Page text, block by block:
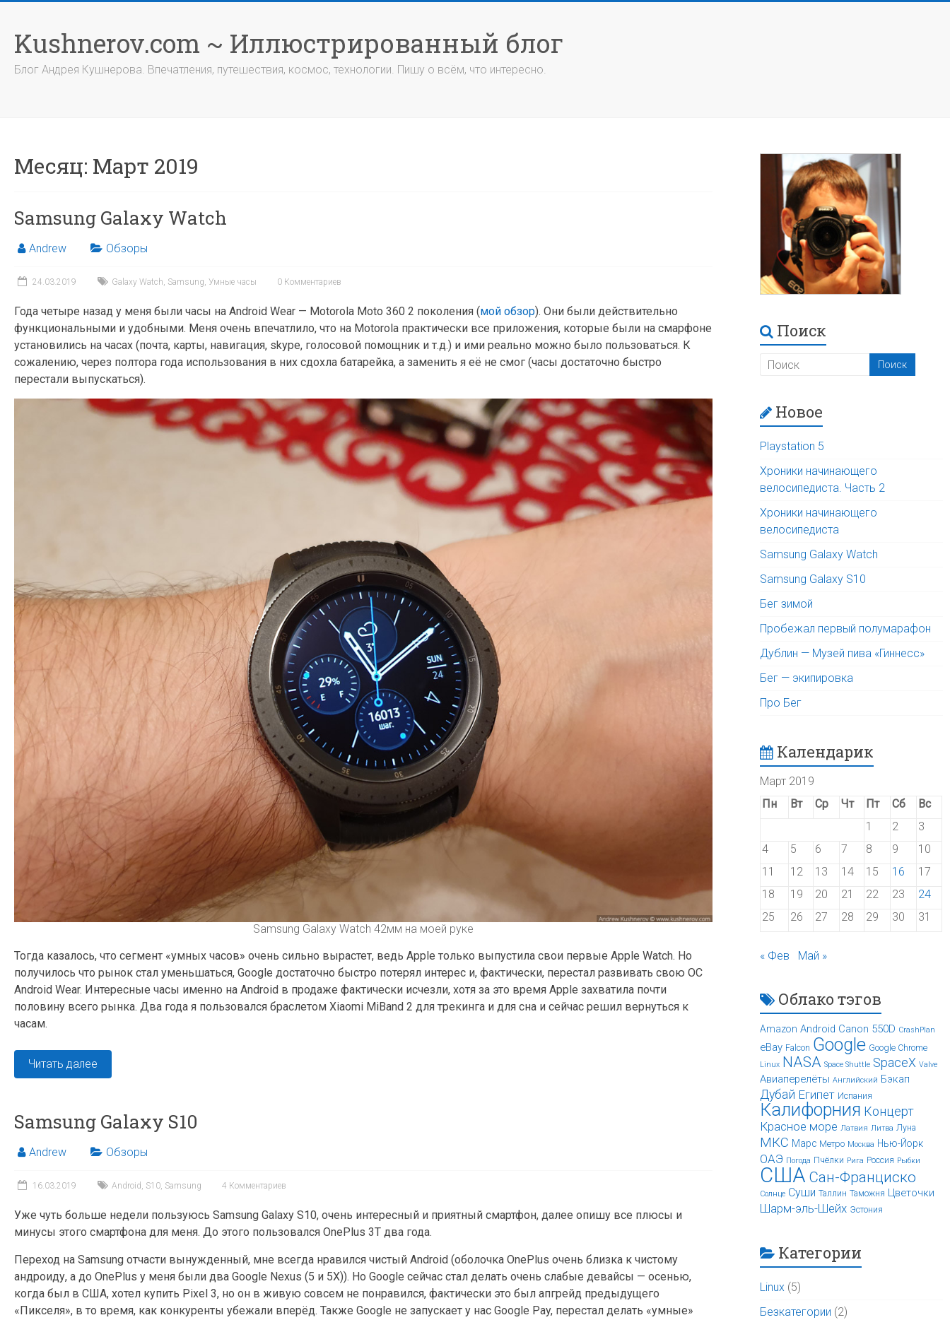
содержимому
Kushnerov.com ~ Иллюстрированный блог
Блог Андрея Кушнерова. Впечатления, путешествия, космос, технологии. Пишу о всём, что интересно.
Месяц: Март 2019
Samsung Galaxy Watch
Andrew Обзоры
24.03.2019 Galaxy Watch, Samsung, Умные часы 0 Комментариев
Года четыре назад у меня были часы на Android Wear — Motorola Moto 360 2 поколения (мой обзор). Они были действительно
функциональными и удобными. Меня очень впечатлило, что на Motorola практически все приложения, которые были на смарфоне
установились на часах (почта, карты, навигация, skype, голосовой помощник и т.д.) и ими реально можно было пользоваться. К
сожалению, через полтора года использования в них сдохла батарейка, а заменить я её не смог (часы достаточно быстро
перестали выпускаться).
Samsung Galaxy Watch 42мм на моей руке
Тогда казалось, что сегмент «умных часов» очень сильно вырастет, ведь Apple только выпустила свои первые Apple Watch. Но
получилось что рынок стал уменьшаться, Google достаточно быстро потерял интерес и, фактически, перестал развивать свою ОС
Android Wear. Интересные часы именно на Android в продаже фактически исчезли, хотя за это время Apple захватила почти
половину всего рынка. Два года я пользовался браслетом Xiaomi MiBand 2 для трекинга и для сна и сейчас решил вернуться к
часам.
Читать далее
Samsung Galaxy S10
Andrew Обзоры
16.03.2019 Android , S10, Samsung 4 Комментариев
Уже чуть больше недели пользуюсь Samsung Galaxy S10, очень интересный и приятный смартфон, далее опишу все плюсы и
минусы этого смартфона для меня. До этого пользовался OnePlus 3T два года.
Переход на Samsung отчасти вынужденный, мне всегда нравился чистый Android (оболочка OnePlus очень близка к чистому
андроиду, а до OnePlus у меня были два Google Nexus (5 и 5X)). Но Google сейчас стал делать очень слабые девайсы — осенью,
когда был в США, хотел купить Pixel 3, но он в живую совсем не понравился, фактически это был апгрейд предыдущего
«Пикселя», в то время, как конкуренты убежали вперёд. Также Google не запускает у нас Google Pay, перестал делать «умные»
Поиск
Новое
Playstation 5
Хроники начинающего
велосипедиста. Часть 2
Хроники начинающего
велосипедиста
Samsung Galaxy Watch
Samsung Galaxy S10
Бег зимой
Пробежал первый полумарафон
Дублин — Музей пива «Гиннесс»
Бег — экипировка
Про Бег
Календарик
Март 2019
Пн
Вт Ср Чт Пт Сб
Вс
1
2
3
4
5 6 7 8 9
10
11
12 13 14 15 16
17
18
19 20 21 22 23
24
25
26 27 28 29 30 31
« Фев Май »
Облако тэгов
Amazon Android Canon 550D CrashPlan
eBay Falcon Google Google Chrome
Linux NASA Space Shuttle SpaceX Valve
Авиаперелёты Английский Бэкап
Дубай Египет Испания
Калифорния Концерт
Красное море Латвия Литва Луна
МКС Марс Метро Москва Нью-Йорк
ОАЭ Погода Пчёлки Рига Россия Рыбки
США Сан-Франциско
Солнце Суши Таллин Таможня Цветочки
Шарм-эль-Шейх Эстония
Категории
Linux (5)
Безкатегории (2)